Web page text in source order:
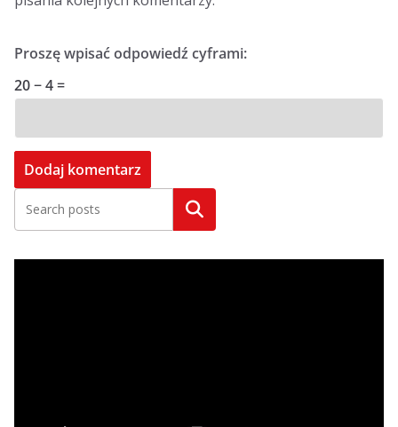
Proszę wpisać odpowiedź cyframi:
20 − 4 =
Szukaj